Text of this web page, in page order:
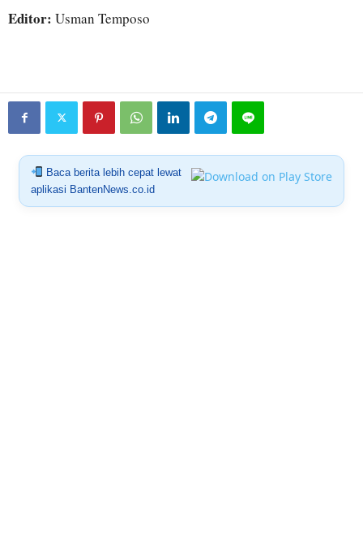
Editor: Usman Temposo
Baca berita lebih cepat lewat
aplikasi BantenNews.co.id